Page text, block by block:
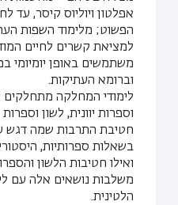
אפלטון ויוליוס קיסר, עד
הפשוט; מלימוד השפות
למציאת קשרים לחיים
משתמשים באופן יומיומי
וברומא העתיקות.
לימודי המחלקה מתחלקים
וספרות יוונית, לשון וספרות
חטיבת התרבות שמה דגש
בשאלות ספרותיות,
ואילו חטיבות הלשון
משלבות נושאים אלה עם
הלטינית.